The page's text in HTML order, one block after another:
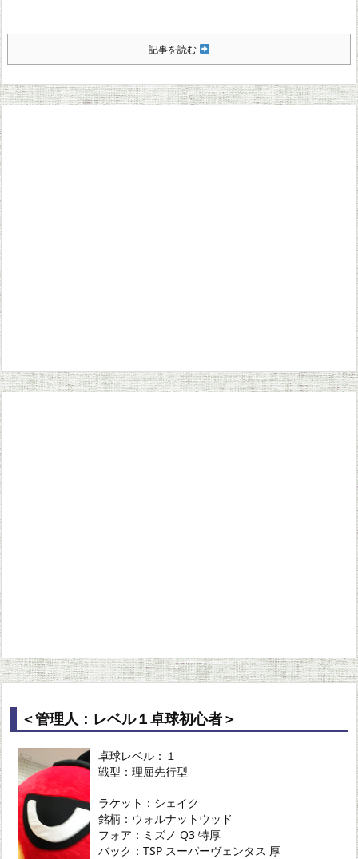
記事を読む
＜管理人：レベル１卓球初心者＞
卓球レベル：１
戦型：理屈先行型
ラケット：シェイク
銘柄：ウォルナットウッド
フォア：ミズノ Q3 特厚
バック：TSP スーパーヴェンタス 厚